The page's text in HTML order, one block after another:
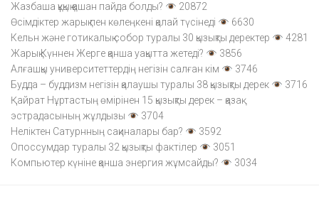
Жазбаша құқық қашан пайда болды?
20872
Өсімдіктер жарық пен көлеңкені қалай түсінеді
6630
Кельн және готикалық собор туралы 30 қызықты деректер
4281
Жарық Күннен Жерге қанша уақытта жетеді?
3856
Алғашқы университеттердің негізін салған кім
3746
Будда – буддизм негізін қалаушы туралы 38 қызықты дерек
3716
Қайрат Нұртастың өмірінен 15 қызықты дерек – қазақ
эстрадасының жұлдызы
3704
Неліктен Сатурнның сақиналары бар?
3592
Опоссумдар туралы 32 қызықты фактілер
3051
Компьютер күніне қанша энергия жұмсайды?
3034